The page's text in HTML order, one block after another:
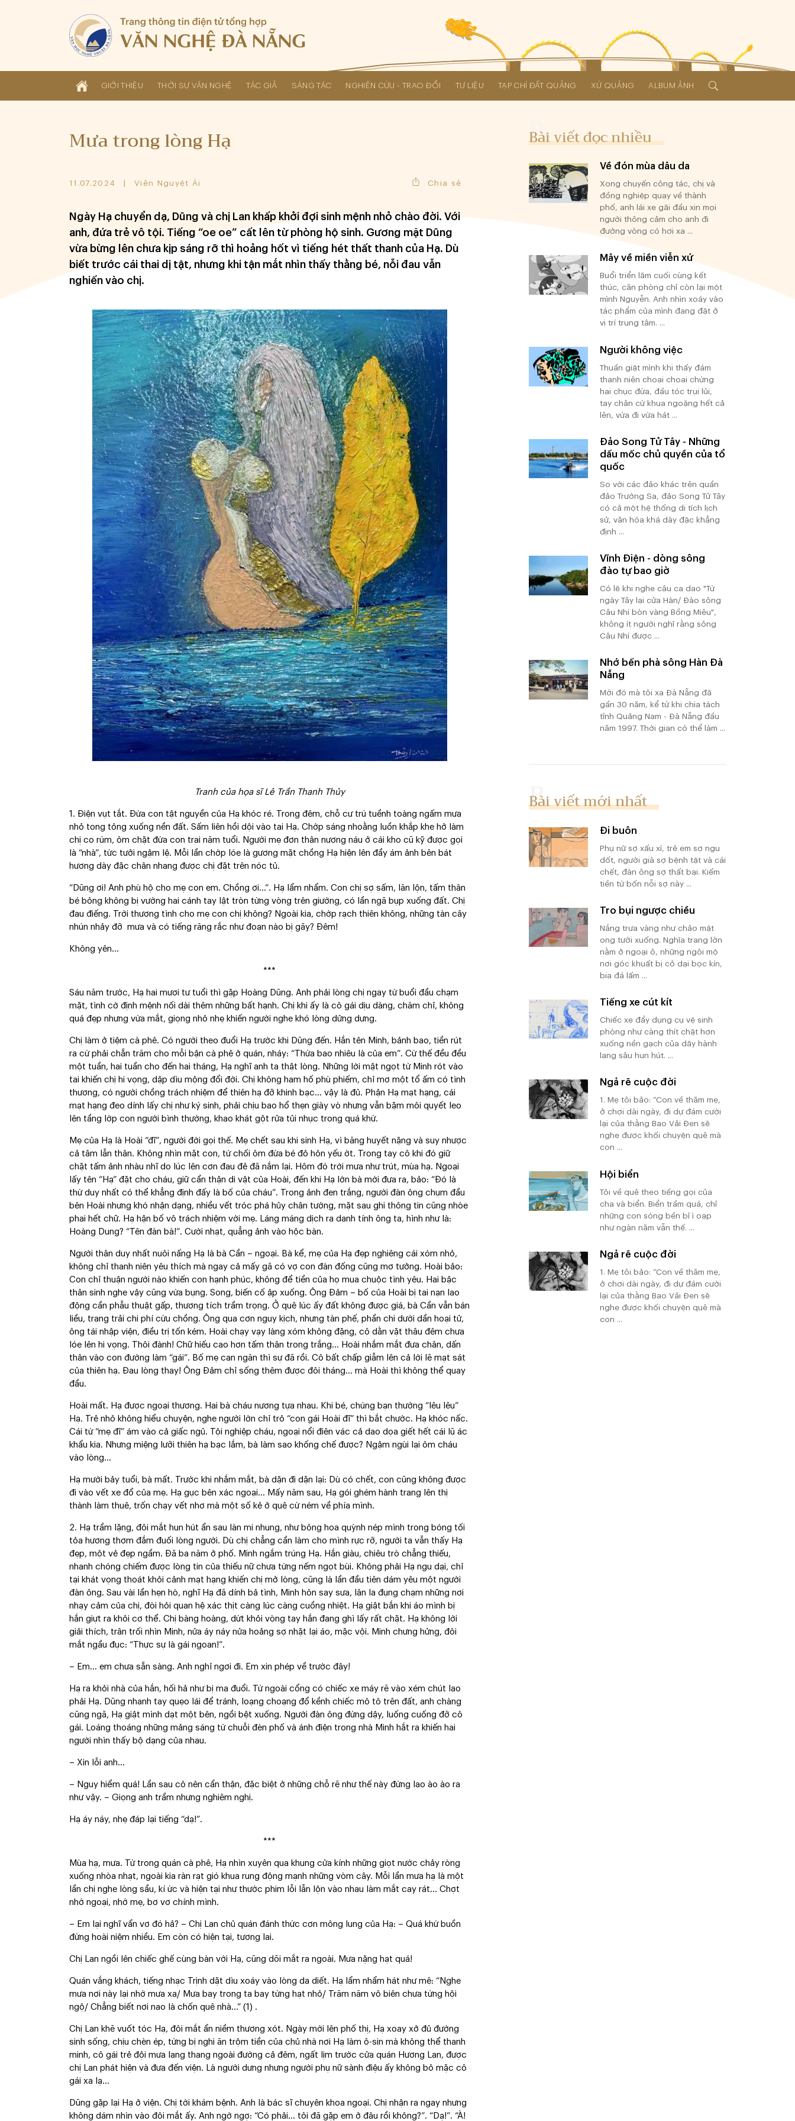
GIỚI THIỆU THỜI SỰ VĂN NGHỆ TÁC GIẢ SÁNG TÁC NGHIÊN CỨU - TRAO ĐỔI TƯ LIỆU TẠP CHÍ ĐẤT QUẢNG XỨ QUẢNG ALBUM ẢNH
Mưa trong lòng Hạ
11.07.2024 Viên Nguyệt Ái Chia sẻ
Ngày Hạ chuyển dạ, Dũng và chị Lan khấp khởi đợi sinh mệnh nhỏ chào đời. Với
anh, đứa trẻ vô tội. Tiếng “oe oe” cất lên từ phòng hộ sinh. Gương mặt Dũng
vừa bừng lên chưa kịp sáng rỡ thì hoảng hốt vì tiếng hét thất thanh của Hạ. Dù
biết trước cái thai dị tật, nhưng khi tận mắt nhìn thấy thằng bé, nỗi đau vẫn
nghiến vào chị.
Tranh của họa sĩ Lê Trần Thanh Thủy
1. Điện vụt tắt. Đứa con tật nguyền của Hạ khóc ré. Trong đêm, chỗ cư trú tuềnh toàng ngấm mưa
nhỏ tong tỏng xuống nền đất. Sấm liên hồi dội vào tai Hạ. Chớp sáng nhoằng luồn khắp khe hở làm
chị co rúm, ôm chặt đứa con trai năm tuổi. Người mẹ đơn thân nương náu ở cái kho cũ kỹ được gọi
là “nhà”, tức tưởi ngậm lệ. Mỗi lần chớp lóe là gương mặt chồng Hạ hiện lên đầy ám ảnh bên bát
hương dày đặc chân nhang được chị đặt trên nóc tủ.
“Dũng ơi! Anh phù hộ cho mẹ con em. Chồng ơi…”. Hạ lẩm nhẩm. Con chị sợ sấm, lăn lộn, tấm thân
bé bỏng không bị vướng hai cánh tay lật tròn từng vòng trên giường, có lần ngã bụp xuống đất. Chị
đau điếng. Trời thương tình cho mẹ con chị không? Ngoài kia, chớp rạch thiên không, những tàn cây
nhún nhảy đỡ mưa và có tiếng răng rắc như đoạn nào bị gãy? Đêm!
Không yên…
***
Sáu năm trước, Hạ hai mươi tư tuổi thì gặp Hoàng Dũng. Anh phải lòng chị ngay từ buổi đầu chạm
mặt, tình cờ định mệnh nối dài thêm những bất hạnh. Chị khi ấy là cô gái dịu dàng, chăm chỉ, không
quá đẹp nhưng vừa mắt, giọng nhỏ nhẹ khiến người nghe khó lòng dửng dưng.
Chị làm ở tiệm cà phê. Có người theo đuổi Hạ trước khi Dũng đến. Hắn tên Minh, bảnh bao, tiền rút
ra cứ phải chẵn trăm cho mỗi bận cà phê ở quán, nháy: “Thừa bao nhiêu là của em”. Cứ thế đều đều
một tuần, hai tuần cho đến hai tháng, Hạ nghĩ anh ta thật lòng. Những lời mật ngọt từ Minh rót vào
tai khiến chị hi vọng, dập dìu mộng đổi đời. Chị không ham hố phù phiếm, chỉ mơ một tổ ấm có tình
thương, có người chồng trách nhiệm để thiên hạ đỡ khinh bạc… vậy là đủ. Phận Hạ mạt hạng, cái
mạt hạng đeo dính lấy chị như ký sinh, phải chịu bao hổ thẹn giày vò nhưng vẫn bặm môi quyết leo
lên tầng lớp con người bình thường, khao khát gột rửa tủi nhục trong quá khứ.
Mẹ của Hạ là Hoài “đĩ”, người đời gọi thế. Mẹ chết sau khi sinh Hạ, vì băng huyết nặng và suy nhược
cả tâm lẫn thân. Không nhìn mặt con, từ chối ôm đứa bé đỏ hỏn yếu ớt. Trong tay cô khi đó giữ
chặt tấm ảnh nhàu nhĩ do lúc lên cơn đau đẻ đã nắm lại. Hôm đó trời mưa như trút, mùa hạ. Ngoại
lấy tên “Hạ” đặt cho cháu, giữ cẩn thận di vật của Hoài, đến khi Hạ lớn bà mới đưa ra, bảo: “Đó là
thứ duy nhất có thể khẳng định đấy là bố của cháu”. Trong ảnh đen trắng, người đàn ông chụm đầu
bên Hoài nhưng khó nhận dạng, nhiều vết tróc phá hủy chân tướng, mặt sau ghi thông tin cũng nhòe
phai hết chữ. Hạ hận bố vô trách nhiệm với mẹ. Láng máng dịch ra danh tính ông ta, hình như là:
Hoàng Dung? “Tên đàn bà!”. Cười nhạt, quẳng ảnh vào hộc bàn.
Người thân duy nhất nuôi nấng Hạ là bà Cần – ngoại. Bà kể, mẹ của Hạ đẹp nghiêng cái xóm nhỏ,
không chỉ thanh niên yêu thích mà ngay cả mấy gã có vợ con đàn đống cũng mơ tưởng. Hoài bảo:
Con chỉ thuận người nào khiến con hạnh phúc, không để tiền của họ mua chuộc tình yêu. Hai bậc
thân sinh nghe vậy cũng vừa bụng. Song, biến cố ập xuống. Ông Đảm – bố của Hoài bị tai nạn lao
động cần phẫu thuật gấp, thương tích trầm trọng. Ở quê lúc ấy đất không được giá, bà Cần vẫn bán
liều, trang trải chi phí cứu chồng. Ông qua cơn nguy kịch, nhưng tàn phế, phần chi dưới dần hoại tử,
ông tái nhập viện, điều trị tốn kém. Hoài chạy vạy làng xóm không đặng, cô dằn vặt thâu đêm chưa
lóe lên hi vọng. Thôi đành! Chữ hiếu cao hơn tấm thân trong trắng… Hoài nhắm mắt đưa chân, dấn
thân vào con đường làm “gái”. Bố mẹ can ngăn thì sự đã rồi. Cô bất chấp giẫm lên cả lời lẽ mạt sát
của thiên hạ. Đau lòng thay! Ông Đảm chỉ sống thêm được đôi tháng… mà Hoài thì không thể quay
đầu.
Hoài mất. Hạ được ngoại thương. Hai bà cháu nương tựa nhau. Khi bé, chúng bạn thường “lêu lêu”
Hạ. Trẻ nhỏ không hiểu chuyện, nghe người lớn chỉ trỏ “con gái Hoài đĩ” thì bắt chước. Hạ khóc nấc.
Cái từ “mẹ đĩ” ám vào cả giấc ngủ. Tội nghiệp cháu, ngoại nổi điên vác cả dao dọa giết hết cái lũ ác
khẩu kia. Nhưng miệng lưỡi thiên hạ bạc lắm, bà làm sao khống chế được? Ngậm ngùi lại ôm cháu
vào lòng…
Hạ mười bảy tuổi, bà mất. Trước khi nhắm mắt, bà dặn đi dặn lại: Dù có chết, con cũng không được
đi vào vết xe đổ của mẹ. Hạ gục bên xác ngoại… Mấy năm sau, Hạ gói ghém hành trang lên thị
thành làm thuê, trốn chạy vết nhơ mà một số kẻ ở quê cứ ném về phía mình.
2. Hạ trầm lặng, đôi mắt hun hút ẩn sau làn mi nhung, như bông hoa quỳnh nép mình trong bóng tối
tỏa hương thơm đắm đuối lòng người. Dù chị chẳng cần làm cho mình rực rỡ, người ta vẫn thấy Hạ
đẹp, một vẻ đẹp ngầm. Đã ba năm ở phố. Minh ngắm trúng Hạ. Hắn giàu, chiêu trò chẳng thiếu,
nhanh chóng chiếm được lòng tin của thiếu nữ chưa từng nếm ngọt bùi. Không phải Hạ ngu dại, chỉ
tại khát vọng thoát khỏi cảnh mạt hạng khiến chị mở lòng, cũng là lần đầu tiên dám yêu một người
đàn ông. Sau vài lần hẹn hò, nghĩ Hạ đã dính bả tình, Minh hôn say sưa, lân la đụng chạm những nơi
nhạy cảm của chị, đòi hỏi quan hệ xác thịt càng lúc càng cuồng nhiệt. Hạ giật bắn khi áo mình bị
hắn giựt ra khỏi cơ thể. Chị bàng hoàng, dứt khỏi vòng tay hắn đang ghì lấy rất chặt. Hạ không lời
giải thích, trân trối nhìn Minh, nửa áy náy nửa hoảng sợ nhặt lại áo, mặc vội. Minh chưng hửng, đôi
mắt ngầu đục: “Thực sự là gái ngoan!”.
– Em… em chưa sẵn sàng. Anh nghỉ ngơi đi. Em xin phép về trước đây!
Hạ ra khỏi nhà của hắn, hối hả như bị ma đuổi. Từ ngoài cổng có chiếc xe máy rẽ vào xém chút lao
phải Hạ. Dũng nhanh tay quẹo lái để tránh, loạng choạng đổ kềnh chiếc mô tô trên đất, anh chàng
cũng ngã, Hạ giật mình dạt một bên, ngồi bệt xuống. Người đàn ông đứng dậy, luống cuống đỡ cô
gái. Loáng thoáng những mảng sáng từ chuỗi đèn phố và ánh điện trong nhà Minh hắt ra khiến hai
người nhìn thấy bộ dạng của nhau.
– Xin lỗi anh…
– Nguy hiểm quá! Lần sau cô nên cẩn thận, đặc biệt ở những chỗ rẽ như thế này đừng lao ào ào ra
như vậy. – Giọng anh trầm nhưng nghiêm nghị.
Hạ áy náy, nhẹ đáp lại tiếng “dạ!”.
***
Mùa hạ, mưa. Từ trong quán cà phê, Hạ nhìn xuyên qua khung cửa kính những giọt nước chảy ròng
xuống nhòa nhạt, ngoài kia ràn rạt gió khua rung động mạnh những vòm cây. Mỗi lần mưa hạ là một
lần chị nghe lòng sầu, kí ức và hiện tại như thước phim lỗi lẫn lộn vào nhau làm mắt cay rát… Chợt
nhớ ngoại, nhớ mẹ, bơ vơ chính mình.
– Em lại nghĩ vẩn vơ đó hả? – Chị Lan chủ quán đánh thức cơn mông lung của Hạ: – Quá khứ buồn
đừng hoài niệm nhiều. Em còn có hiện tại, tương lai.
Chị Lan ngồi lên chiếc ghế cùng bàn với Hạ, cũng dõi mắt ra ngoài. Mưa nặng hạt quá!
Quán vắng khách, tiếng nhạc Trịnh dặt dìu xoáy vào lòng da diết. Hạ lẩm nhẩm hát như mê: “Nghe
mưa nơi này lại nhớ mưa xa/ Mưa bay trong ta bay từng hạt nhỏ/ Trăm năm vô biên chưa từng hội
ngộ/ Chẳng biết nơi nao là chốn quê nhà…” (1) .
Chị Lan khẽ vuốt tóc Hạ, đôi mắt ẩn niềm thương xót. Ngày mới lên phố thị, Hạ xoay xở đủ đường
sinh sống, chịu chèn ép, từng bị nghi ăn trộm tiền của chủ nhà nơi Hạ làm ô-sin mà không thể thanh
minh, cô gái trẻ đội mưa lang thang ngoài đường cả đêm, ngất lịm trước cửa quán Hương Lan, được
chị Lan phát hiện và đưa đến viện. Là người dưng nhưng người phụ nữ sành điệu ấy không bỏ mặc cô
gái xa lạ…
Dũng gặp lại Hạ ở viện. Chị tới khám bệnh. Anh là bác sĩ chuyên khoa ngoại. Chị nhận ra ngay nhưng
không dám nhìn vào đôi mắt ấy. Anh ngờ ngợ: “Có phải… tôi đã gặp em ở đâu rồi không?”. “Dạ!”. “À!
Bài viết đọc nhiều
Về đón mùa dâu da
Xong chuyến công tác, chị và
đồng nghiệp quay về thành
phố, anh lái xe gãi đầu xin mọi
người thông cảm cho anh đi
đường vòng có hơi xa ...
Mây về miền viễn xứ
Buổi triển lãm cuối cùng kết
thúc, căn phòng chỉ còn lại một
mình Nguyễn. Anh nhìn xoáy vào
tác phẩm của mình đang đặt ở
vị trí trung tâm. ...
Người không việc
Thuần giật mình khi thấy đám
thanh niên choai choai chừng
hai chục đứa, đầu tóc trụi lủi,
tay chân cứ khua ngoặng hết cả
lên, vừa đi vừa hát ...
Đảo Song Tử Tây - Những
dấu mốc chủ quyền của tổ
quốc
So với các đảo khác trên quần
đảo Trường Sa, đảo Song Tử Tây
có cả một hệ thống di tích lịch
sử, văn hóa khá dày đặc khẳng
định ...
Vĩnh Điện - dòng sông
đào tự bao giờ
Có lẽ khi nghe câu ca dao "Từ
ngày Tây lại cửa Hàn/ Đào sông
Câu Nhí bòn vàng Bồng Miêu",
không ít người nghĩ rằng sông
Câu Nhí được ...
Nhớ bến phà sông Hàn Đà
Nẵng
Mới đó mà tôi xa Đà Nẵng đã
gần 30 năm, kể từ khi chia tách
tỉnh Quảng Nam - Đà Nẵng đầu
năm 1997. Thời gian có thể làm ...
Bài viết mới nhất
Đi buôn
Phụ nữ sợ xấu xí, trẻ em sợ ngu
dốt, người già sợ bệnh tật và cái
chết, đàn ông sợ thất bại. Kiếm
tiền từ bốn nỗi sợ này ...
Tro bụi ngược chiều
Nắng trưa vàng như chảo mật
ong tưới xuống. Nghĩa trang lớn
nằm ở ngoại ô, những ngôi mộ
nơi góc khuất bị cỏ dại bọc kín,
bia đá lấm ...
Tiếng xe cút kít
Chiếc xe đẩy dụng cụ vệ sinh
phòng như càng thít chặt hơn
xuống nền gạch của dãy hành
lang sâu hun hút. ...
Ngả rẽ cuộc đời
1. Mẹ tôi bảo: “Con về thăm mẹ,
ở chơi dài ngày, đi dự đám cưới
lại của thằng Bao Vải Đen sẽ
nghe được khối chuyện quê mà
con ...
Hội biển
Tôi về quê theo tiếng gọi của
cha và biển. Biển trầm quá, chỉ
những con sóng bền bỉ ì oạp
như ngàn năm vẫn thế. ...
Ngả rẽ cuộc đời
1. Mẹ tôi bảo: “Con về thăm mẹ,
ở chơi dài ngày, đi dự đám cưới
lại của thằng Bao Vải Đen sẽ
nghe được khối chuyện quê mà
con ...